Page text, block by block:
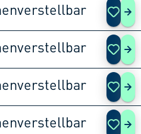
S
S
S
S